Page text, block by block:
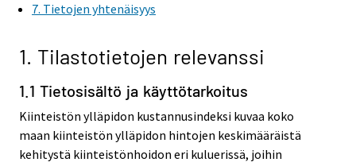
7. Tietojen yhtenäisyys
1. Tilastotietojen relevanssi
1.1 Tietosisältö ja käyttötarkoitus
Kiinteistön ylläpidon kustannusindeksi kuvaa koko
maan kiinteistön ylläpidon hintojen keskimääräistä
kehitystä kiinteistönhoidon eri kuluerissä, joihin